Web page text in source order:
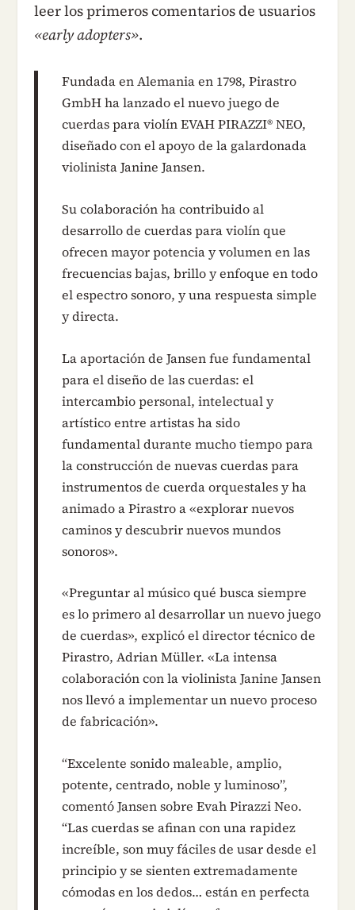
leer los primeros comentarios de usuarios
«early adopters».
Fundada en Alemania en 1798, Pirastro
GmbH ha lanzado el nuevo juego de
cuerdas para violín EVAH PIRAZZI® NEO,
diseñado con el apoyo de la galardonada
violinista Janine Jansen.
Su colaboración ha contribuido al
desarrollo de cuerdas para violín que
ofrecen mayor potencia y volumen en las
frecuencias bajas, brillo y enfoque en todo
el espectro sonoro, y una respuesta simple
y directa.
La aportación de Jansen fue fundamental
para el diseño de las cuerdas: el
intercambio personal, intelectual y
artístico entre artistas ha sido
fundamental durante mucho tiempo para
la construcción de nuevas cuerdas para
instrumentos de cuerda orquestales y ha
animado a Pirastro a «explorar nuevos
caminos y descubrir nuevos mundos
sonoros».
«Preguntar al músico qué busca siempre
es lo primero al desarrollar un nuevo juego
de cuerdas», explicó el director técnico de
Pirastro, Adrian Müller. «La intensa
colaboración con la violinista Janine Jansen
nos llevó a implementar un nuevo proceso
de fabricación».
“Excelente sonido maleable, amplio,
potente, centrado, noble y luminoso”,
comentó Jansen sobre Evah Pirazzi Neo.
“Las cuerdas se afinan con una rapidez
increíble, son muy fáciles de usar desde el
principio y se sienten extremadamente
cómodas en los dedos… están en perfecta